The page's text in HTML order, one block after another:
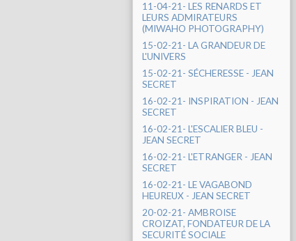
11-04-21- LES RENARDS ET
LEURS ADMIRATEURS
(MIWAHO PHOTOGRAPHY)
15-02-21- LA GRANDEUR DE
L'UNIVERS
15-02-21- SÉCHERESSE - JEAN
SECRET
16-02-21- INSPIRATION - JEAN
SECRET
16-02-21- L'ESCALIER BLEU -
JEAN SECRET
16-02-21- L'ETRANGER - JEAN
SECRET
16-02-21- LE VAGABOND
HEUREUX - JEAN SECRET
20-02-21- AMBROISE
CROIZAT, FONDATEUR DE LA
SECURITÉ SOCIALE